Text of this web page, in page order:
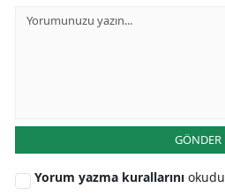
GÖNDER
Yorum yazma kurallarını